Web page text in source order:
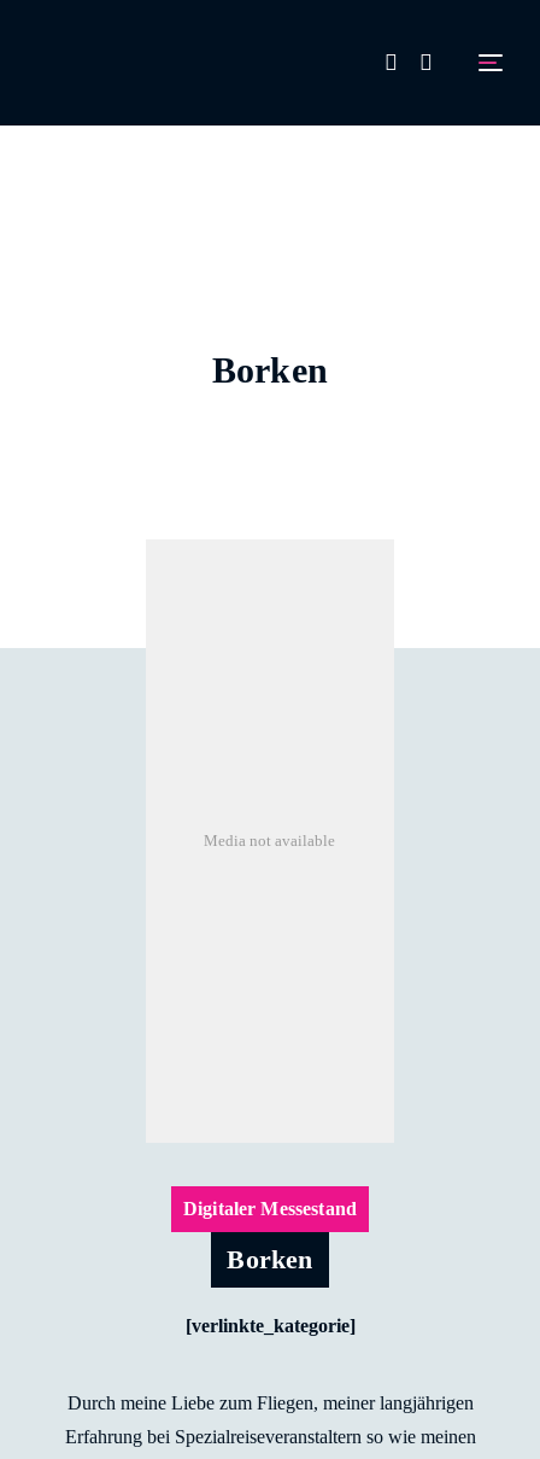
Borken
Digitaler Messestand
Borken
[verlinkte_kategorie]
Durch meine Liebe zum Fliegen, meiner langjährigen
Erfahrung bei Spezialreiseveranstaltern so wie meinen
Media not available